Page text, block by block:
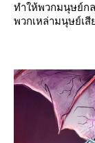
ทำให้พวกมนุษย์ก
พวกเหล่ามนุษย์เสี